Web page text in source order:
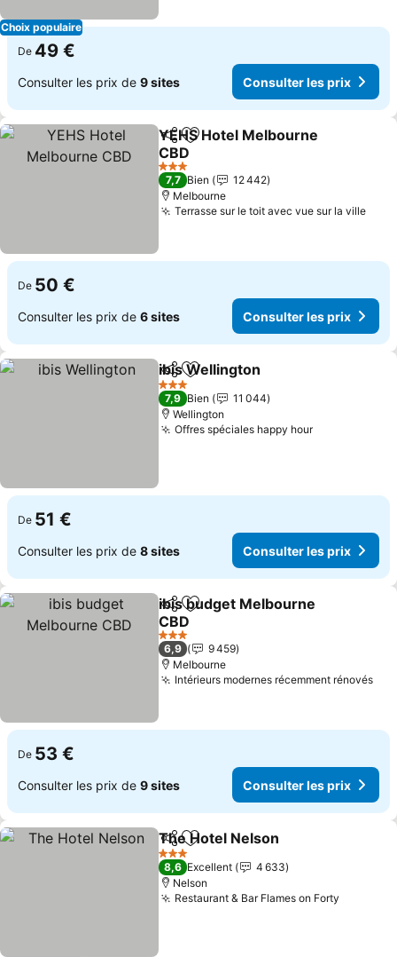
Choix populaire
De 49 €
Consulter les prix de 9 sites Consulter les prix
PartagerAjouter à mes favoris
YEHS Hotel Melbourne
CBD
Consulter les prix
3 Étoiles
7,7 Bien
12 442
Melbourne
Terrasse sur le toit avec vue sur la ville
De 50 €
Consulter les prix de 6 sites Consulter les prix
PartagerAjouter à mes favoris
ibis Wellington
3 Étoiles
7,9 Bien
11 044
Wellington
Offres spéciales happy hourConsulter
De 51 €
Consulter les prix de 8 sites Consulter les prix
PartagerAjouter à mes favoris
ibis budget Melbourne
CBD
Consulter les prix
3 Étoiles
6,9
9 459
Melbourne
Intérieurs modernes récemment rénovés
De 53 €
Consulter les prix de 9 sites Consulter les prix
PartagerAjouter à mes favoris
The Hotel Nelson
3 Étoiles
8,6 Excellent
4 633
Nelson
Restaurant & Bar Flames on Forty